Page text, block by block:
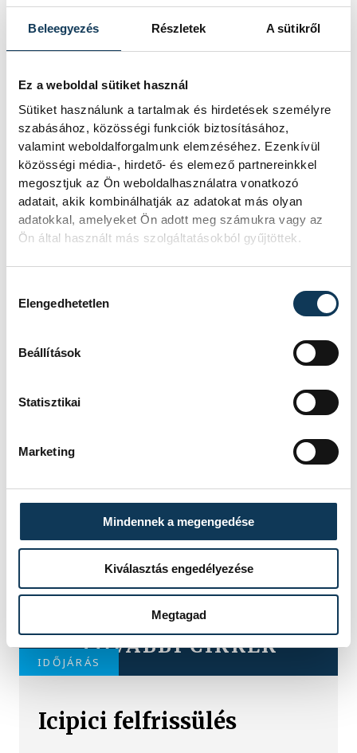
Beleegyezés Részletek A sütikről
Ez a weboldal sütiket használ
Sütiket használunk a tartalmak és hirdetések személyre
szabásához, közösségi funkciók biztosításához,
valamint weboldalforgalmunk elemzéséhez. Ezenkívül
közösségi média-, hirdető- és elemező partnereinkkel
megosztjuk az Ön weboldalhasználatra vonatkozó
adatait, akik kombinálhatják az adatokat más olyan
adatokkal, amelyeket Ön adott meg számukra vagy az
Ön által használt más szolgáltatásokból gyűjtöttek.
Elengedhetetlen
Beállítások
Statisztikai
Marketing
Mindennek a megengedése
Kiválasztás engedélyezése
Megtagad
TOVÁBBI CIKKEK
IDŐJÁRÁS
Icipici felfrissülés